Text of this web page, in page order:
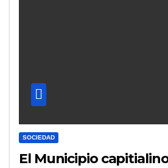
SOCIEDAD
El Municipio